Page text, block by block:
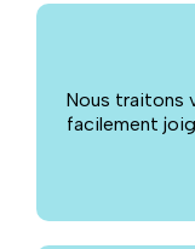
Nous traitons
facilement